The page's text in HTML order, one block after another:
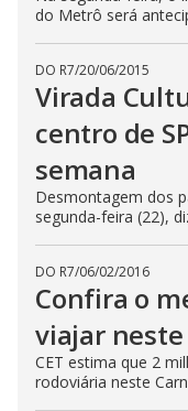
do Metrô será
DO R7/20/06/2015
Virada
centro de
semana
Desmontagem dos
segunda-feira (22),
DO R7/06/02/2016
Confira o
viajar neste
CET estima que 2
rodoviária neste